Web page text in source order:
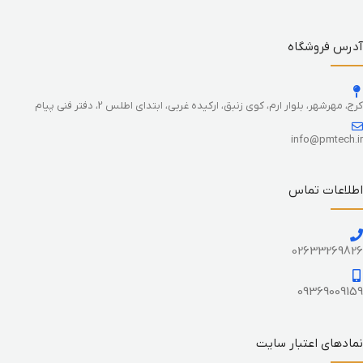
آدرس فروشگاه
کرج، مهرشهر، بلوار ارم، کوی زنبق، ارکیده غربی، ابتدای اطلس 2، دفتر فنی پیام
info@pmtech.ir
اطلاعات تماس
02633269826
09369009159
نمادهای اعتبار سایت